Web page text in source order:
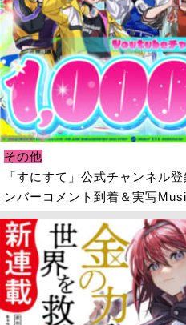
その他
「すにすて」公式チャンネル
ンバーコメント到着＆実写